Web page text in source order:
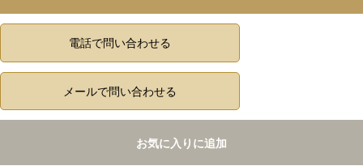
電話で問い合わせる
メールで問い合わせる
お気に入りに追加